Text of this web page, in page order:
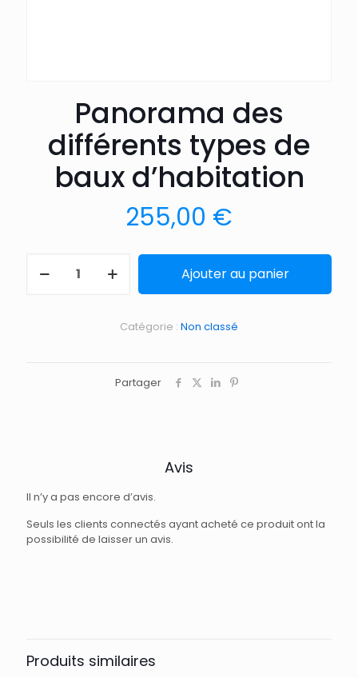
Panorama des
différents types de
baux d’habitation
255,00 €
Ajouter au panier
Catégorie : Non classé
Partager
Avis
Il n’y a pas encore d’avis.
Seuls les clients connectés ayant acheté ce produit ont la
possibilité de laisser un avis.
Produits similaires